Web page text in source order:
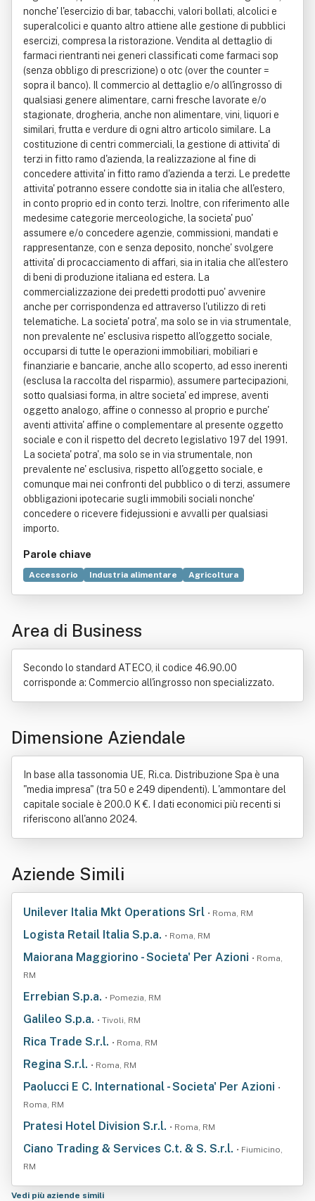
nonche' l'esercizio di bar, tabacchi, valori bollati, alcolici e
superalcolici e quanto altro attiene alle gestione di pubblici
esercizi, compresa la ristorazione. Vendita al dettaglio di
farmaci rientranti nei generi classificati come farmaci sop
(senza obbligo di prescrizione) o otc (over the counter =
sopra il banco). Il commercio al dettaglio e/o all'ingrosso di
qualsiasi genere alimentare, carni fresche lavorate e/o
stagionate, drogheria, anche non alimentare, vini, liquori e
similari, frutta e verdure di ogni altro articolo similare. La
costituzione di centri commerciali, la gestione di attivita' di
terzi in fitto ramo d'azienda, la realizzazione al fine di
concedere attivita' in fitto ramo d'azienda a terzi. Le predette
attivita' potranno essere condotte sia in italia che all'estero,
in conto proprio ed in conto terzi. Inoltre, con riferimento alle
medesime categorie merceologiche, la societa' puo'
assumere e/o concedere agenzie, commissioni, mandati e
rappresentanze, con e senza deposito, nonche' svolgere
attivita' di procacciamento di affari, sia in italia che all'estero
di beni di produzione italiana ed estera. La
commercializzazione dei predetti prodotti puo' avvenire
anche per corrispondenza ed attraverso l'utilizzo di reti
telematiche. La societa' potra', ma solo se in via strumentale,
non prevalente ne' esclusiva rispetto all'oggetto sociale,
occuparsi di tutte le operazioni immobiliari, mobiliari e
finanziarie e bancarie, anche allo scoperto, ad esso inerenti
(esclusa la raccolta del risparmio), assumere partecipazioni,
sotto qualsiasi forma, in altre societa' ed imprese, aventi
oggetto analogo, affine o connesso al proprio e purche'
aventi attivita' affine o complementare al presente oggetto
sociale e con il rispetto del decreto legislativo 197 del 1991.
La societa' potra', ma solo se in via strumentale, non
prevalente ne' esclusiva, rispetto all'oggetto sociale, e
comunque mai nei confronti del pubblico o di terzi, assumere
obbligazioni ipotecarie sugli immobili sociali nonche'
concedere o ricevere fidejussioni e avvalli per qualsiasi
importo.
Parole chiave
Accessorio Industria alimentare
Agricoltura
Merceologia
Produzione
Area di Business
Secondo lo standard ATECO, il codice 46.90.00
corrisponde a: Commercio all'ingrosso non specializzato.
Dimensione Aziendale
In base alla tassonomia UE, Ri.ca. Distribuzione Spa è una
"media impresa" (tra 50 e 249 dipendenti). L'ammontare del
capitale sociale è 200.0 K €. I dati economici più recenti si
riferiscono all'anno 2024.
Aziende Simili
Unilever Italia Mkt Operations Srl • Roma, RM
Logista Retail Italia S.p.a. • Roma, RM
Maiorana Maggiorino - Societa' Per Azioni • Roma,
RM
Errebian S.p.a. • Pomezia, RM
Galileo S.p.a. • Tivoli, RM
Rica Trade S.r.l. • Roma, RM
Regina S.r.l. • Roma, RM
Paolucci E C. International - Societa' Per Azioni •
Roma, RM
Pratesi Hotel Division S.r.l. • Roma, RM
Ciano Trading & Services C.t. & S. S.r.l. • Fiumicino,
RM
Vedi più aziende simili